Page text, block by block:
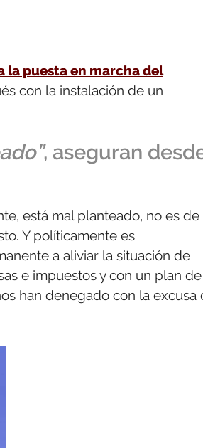
la puesta en marcha del
con la instalación de un
, aseguran
está mal planteado, no es de
Y políticamente es
a aliviar la situación de
e impuestos y con un plan de
han denegado con la excusa